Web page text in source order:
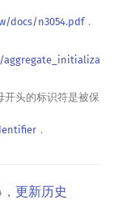
docs/n3054.pdf．
开头的标识符是被保
．
， 更新历史